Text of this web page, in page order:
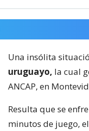
Una insólita
uruguayo, la cual
ANCAP, en
Resulta que se
minutos de juego,